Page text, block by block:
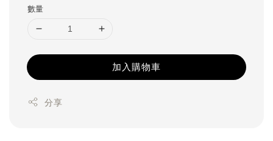
數量
加入購物車
分享